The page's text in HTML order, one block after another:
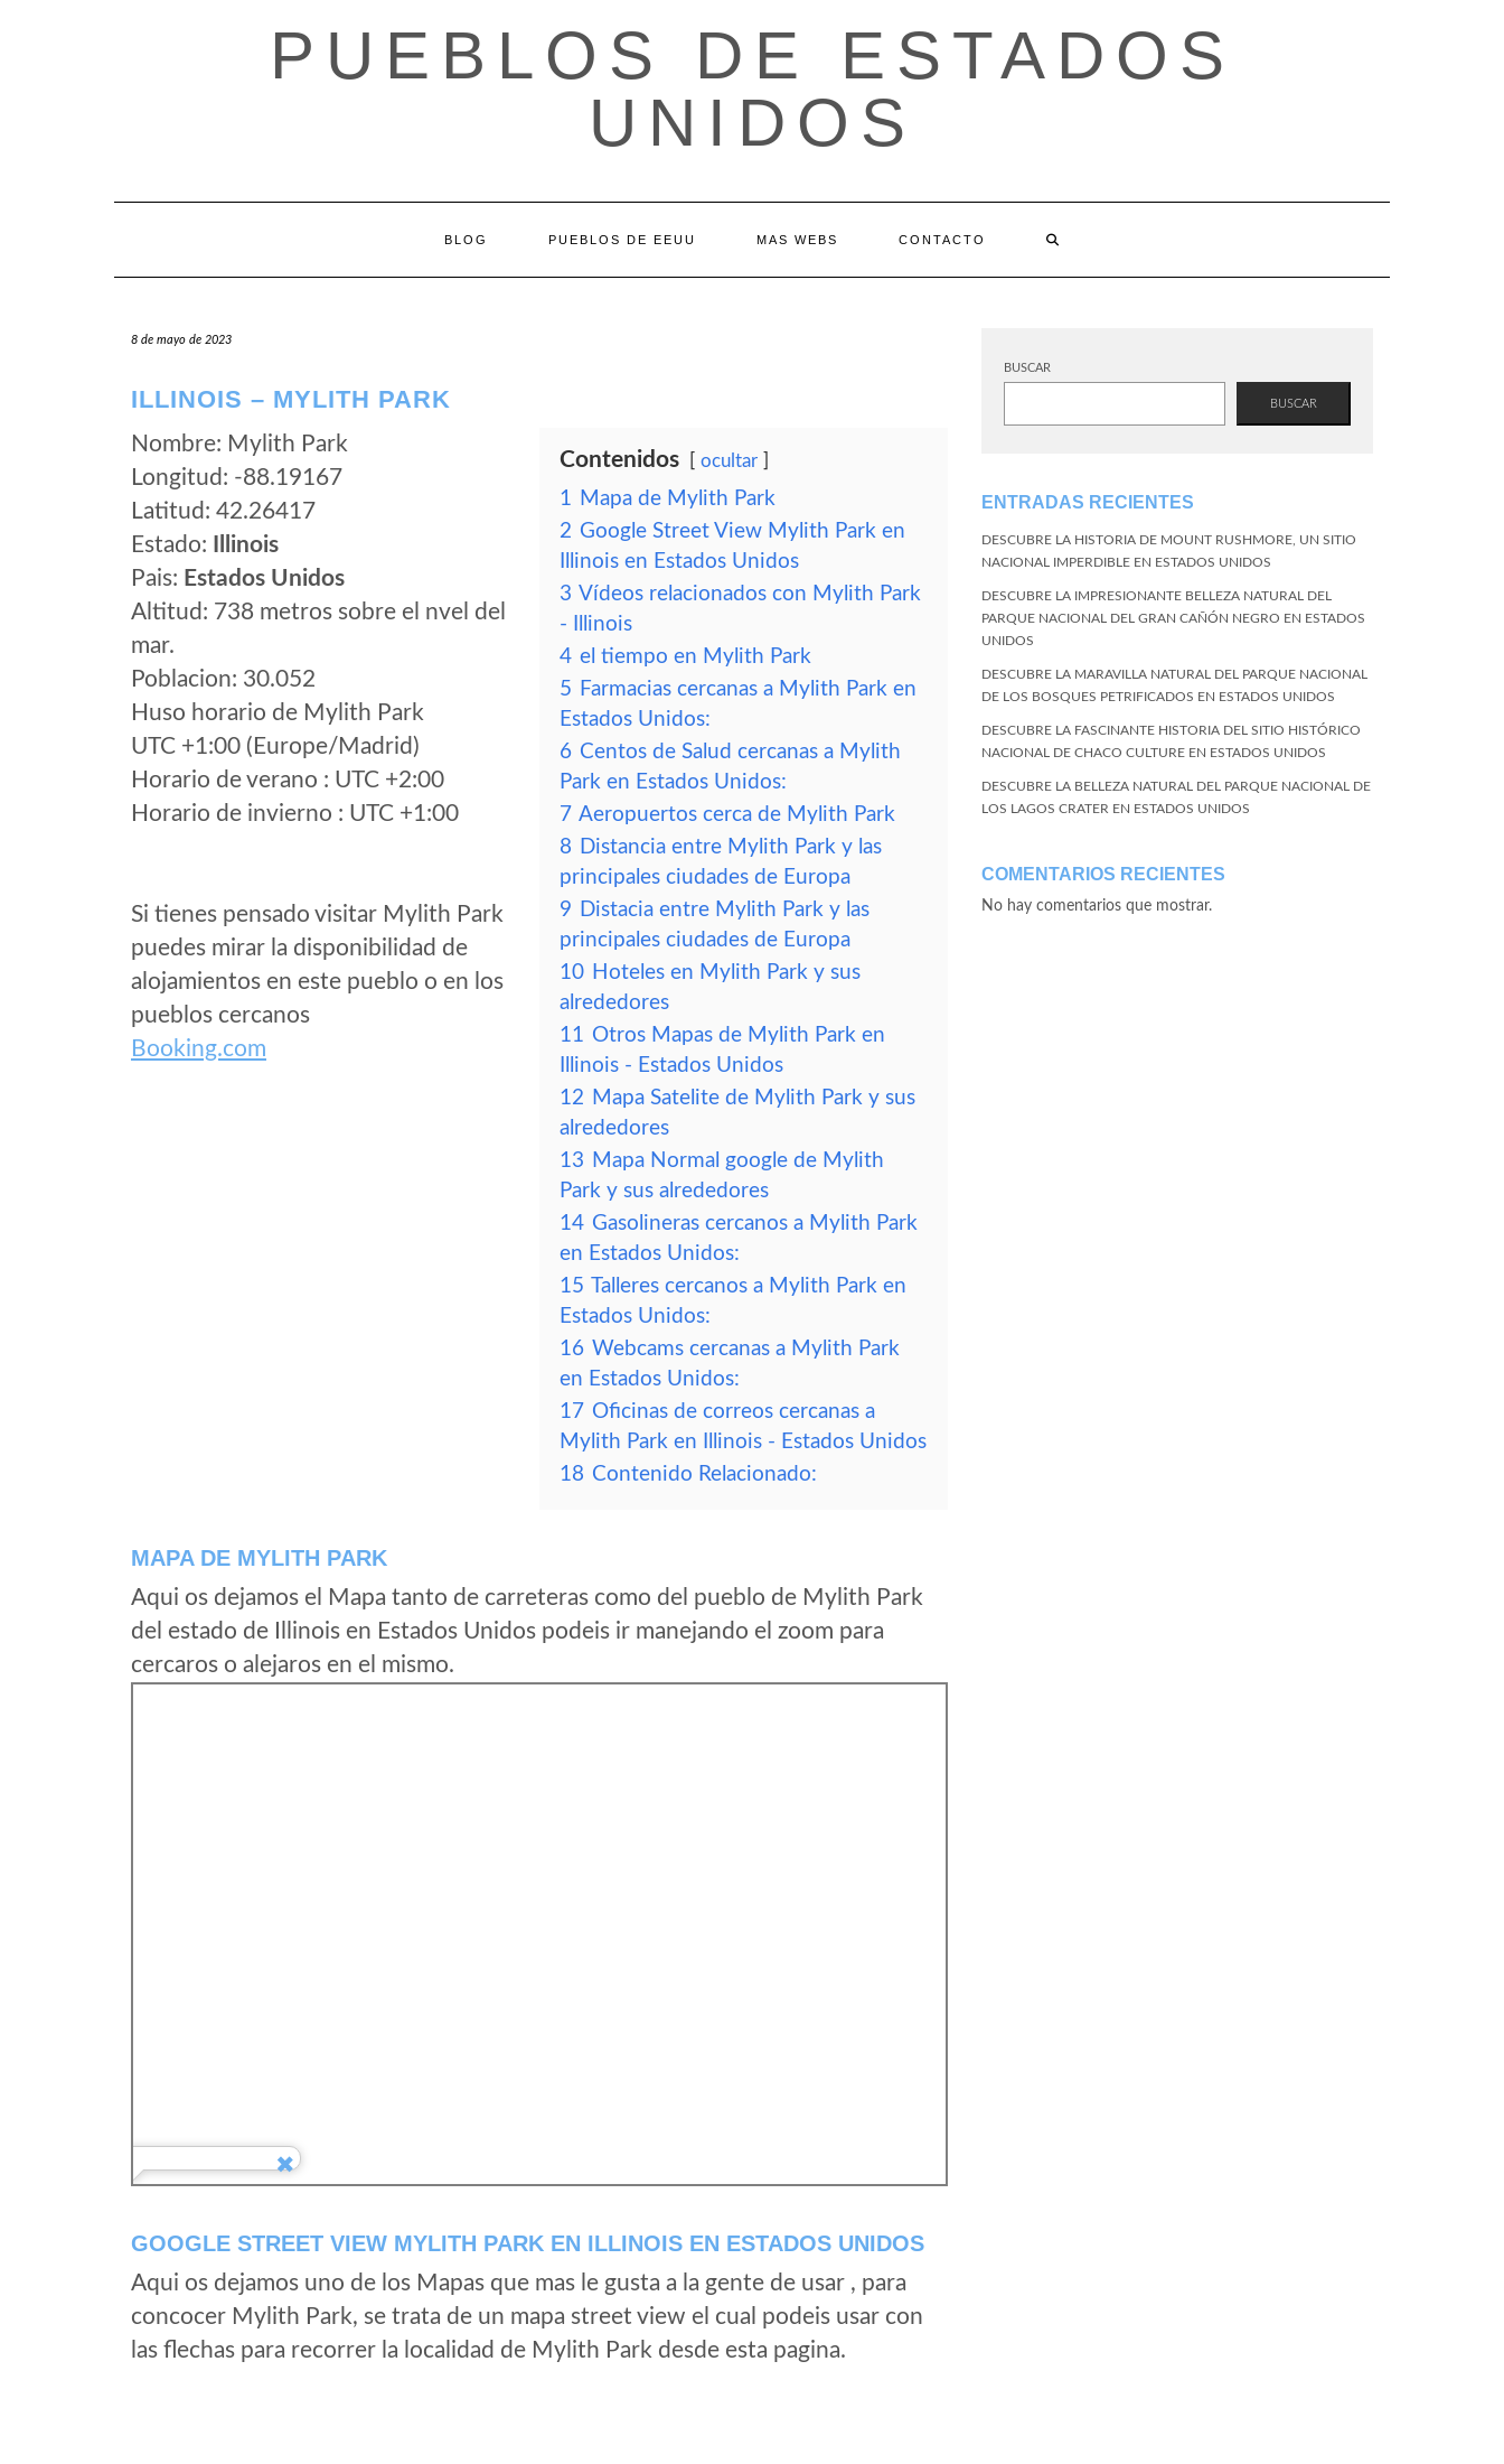
PUEBLOS DE ESTADOS
UNIDOS
BLOG PUEBLOS DE EEUU MAS WEBS CONTACTO
8 de mayo de 2023
ILLINOIS – MYLITH PARK
Nombre: Mylith Park
Longitud: -88.19167
Latitud: 42.26417
Estado:
Illinois
Pais: Estados Unidos
Altitud: 738 metros sobre el nvel del
mar.
Poblacion: 30.052
Huso horario de Mylith Park
UTC +1:00 (Europe/Madrid)
Horario de verano : UTC +2:00
Horario de invierno : UTC +1:00
Si tienes pensado visitar Mylith Park
puedes mirar la disponibilidad de
alojamientos en este pueblo o en los
pueblos cercanos
Booking.com
Contenidos ocultar
1 Mapa de Mylith Park
2 Google Street View Mylith Park en
Illinois en Estados Unidos
3 Vídeos relacionados con Mylith Park
- Illinois
4 el tiempo en Mylith Park
5 Farmacias cercanas a Mylith Park en
Estados Unidos:
6 Centos de Salud cercanas a Mylith
Park en Estados Unidos:
7 Aeropuertos cerca de Mylith Park
8 Distancia entre Mylith Park y las
principales ciudades de Europa
9 Distacia entre Mylith Park y las
principales ciudades de Europa
10 Hoteles en Mylith Park y sus
alrededores
11 Otros Mapas de Mylith Park en
Illinois - Estados Unidos
12 Mapa Satelite de Mylith Park y sus
alrededores
13 Mapa Normal google de Mylith
Park y sus alrededores
14 Gasolineras cercanos a Mylith Park
en Estados Unidos:
15 Talleres cercanos a Mylith Park en
Estados Unidos:
16 Webcams cercanas a Mylith Park
en Estados Unidos:
17 Oficinas de correos cercanas a
Mylith Park en Illinois - Estados Unidos
18 Contenido Relacionado:
MAPA DE MYLITH PARK
Aqui os dejamos el Mapa tanto de carreteras como del pueblo de Mylith Park
del estado de Illinois en Estados Unidos podeis ir manejando el zoom para
cercaros o alejaros en el mismo.
GOOGLE STREET VIEW MYLITH PARK EN ILLINOIS EN ESTADOS UNIDOS
Aqui os dejamos uno de los Mapas que mas le gusta a la gente de usar , para
concocer Mylith Park, se trata de un mapa street view el cual podeis usar con
las flechas para recorrer la localidad de Mylith Park desde esta pagina.
BUSCAR
BUSCAR
ENTRADAS RECIENTES
DESCUBRE LA HISTORIA DE MOUNT RUSHMORE, UN SITIO
NACIONAL IMPERDIBLE EN ESTADOS UNIDOS
DESCUBRE LA IMPRESIONANTE BELLEZA NATURAL DEL
PARQUE NACIONAL DEL GRAN CAÑÓN NEGRO EN ESTADOS
UNIDOS
DESCUBRE LA MARAVILLA NATURAL DEL PARQUE NACIONAL
DE LOS BOSQUES PETRIFICADOS EN ESTADOS UNIDOS
DESCUBRE LA FASCINANTE HISTORIA DEL SITIO HISTÓRICO
NACIONAL DE CHACO CULTURE EN ESTADOS UNIDOS
DESCUBRE LA BELLEZA NATURAL DEL PARQUE NACIONAL DE
LOS LAGOS CRATER EN ESTADOS UNIDOS
COMENTARIOS RECIENTES
No hay comentarios que mostrar.